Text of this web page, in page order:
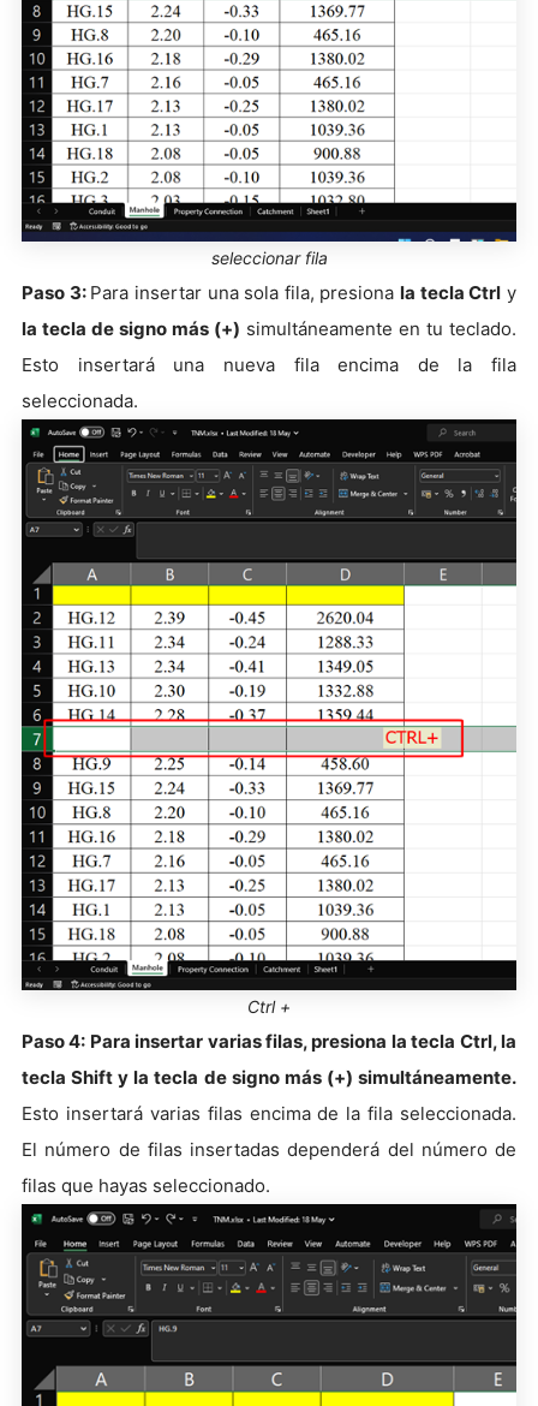
seleccionar fila
Paso 3: Para insertar una sola fila, presionala tecla Ctrl y
la tecla de signo más (+) simultáneamente en tu teclado.
Esto insertará una nueva fila encima de la fila
seleccionada.
Ctrl +
Paso 4: Para insertar varias filas, presiona la tecla Ctrl, la
tecla Shift y la tecla de signo más (+) simultáneamente.
Esto insertará varias filas encima de la fila seleccionada.
El número de filas insertadas dependerá del número de
filas que hayas seleccionado.